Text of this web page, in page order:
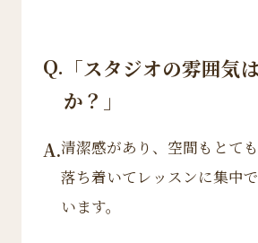
Q. 「スタジオの雰囲気
か？」
A.清潔感があり、空間もとても
落ち着いてレッスンに集中
います。